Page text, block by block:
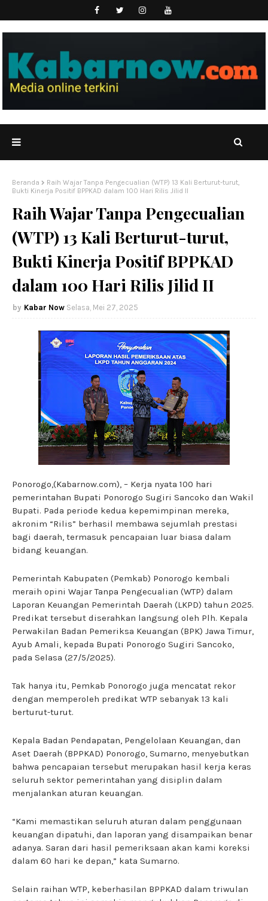
Beranda
Raih Wajar Tanpa Pengecualian (WTP) 13 Kali Berturut-turut,
Bukti Kinerja Positif BPPKAD dalam 100 Hari Rilis Jilid II
Raih Wajar Tanpa Pengecualian
(WTP) 13 Kali Berturut-turut,
Bukti Kinerja Positif BPPKAD
dalam 100 Hari Rilis Jilid II
Kabar Now Selasa, Mei 27, 2025
Ponorogo,(Kabarnow.com), – Kerja nyata 100 hari
pemerintahan Bupati Ponorogo Sugiri Sancoko dan Wakil
Bupati. Pada periode kedua kepemimpinan mereka,
akronim “Rilis” berhasil membawa sejumlah prestasi
bagi daerah, termasuk pencapaian luar biasa dalam
bidang keuangan.
Pemerintah Kabupaten (Pemkab) Ponorogo kembali
meraih opini Wajar Tanpa Pengecualian (WTP) dalam
Laporan Keuangan Pemerintah Daerah (LKPD) tahun 2025.
Predikat tersebut diserahkan langsung oleh Plh. Kepala
Perwakilan Badan Pemeriksa Keuangan (BPK) Jawa Timur,
Ayub Amali, kepada Bupati Ponorogo Sugiri Sancoko,
pada Selasa (27/5/2025).
Tak hanya itu, Pemkab Ponorogo juga mencatat rekor
dengan memperoleh predikat WTP sebanyak 13 kali
berturut-turut.
Kepala Badan Pendapatan, Pengelolaan Keuangan, dan
Aset Daerah (BPPKAD) Ponorogo, Sumarno, menyebutkan
bahwa pencapaian tersebut merupakan hasil kerja keras
seluruh sektor pemerintahan yang disiplin dalam
menjalankan aturan keuangan.
“Kami memastikan seluruh aturan dalam penggunaan
keuangan dipatuhi, dan laporan yang disampaikan benar
adanya. Saran dari hasil pemeriksaan akan kami koreksi
dalam 60 hari ke depan,” kata Sumarno.
Selain raihan WTP, keberhasilan BPPKAD dalam triwulan